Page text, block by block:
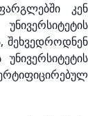
კენ
შეხვედროდნენ